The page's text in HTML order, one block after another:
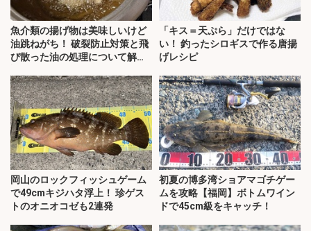
魚介類の揚げ物は美味しいけど
油跳ねがち！ 破裂防止対策と飛
び散った油の処理について解
「キス＝天ぷら」だけではな
い！ 釣ったシロギスで作る唐揚
げレシピ
岡山のロックフィッシュゲーム
で49cmキジハタ浮上！ 珍ゲス
トのオニオコゼも2連発
初夏の博多湾ショアマゴチゲー
ムを攻略【福岡】ボトムワイン
ドで45cm級をキャッチ！